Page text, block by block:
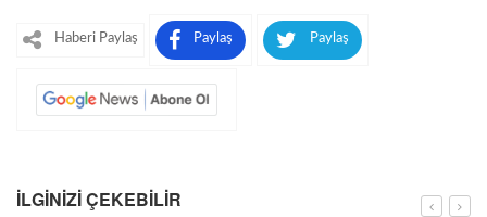
Haberi Paylaş Paylaş Paylaş
İLGINIZI ÇEKEBILIR